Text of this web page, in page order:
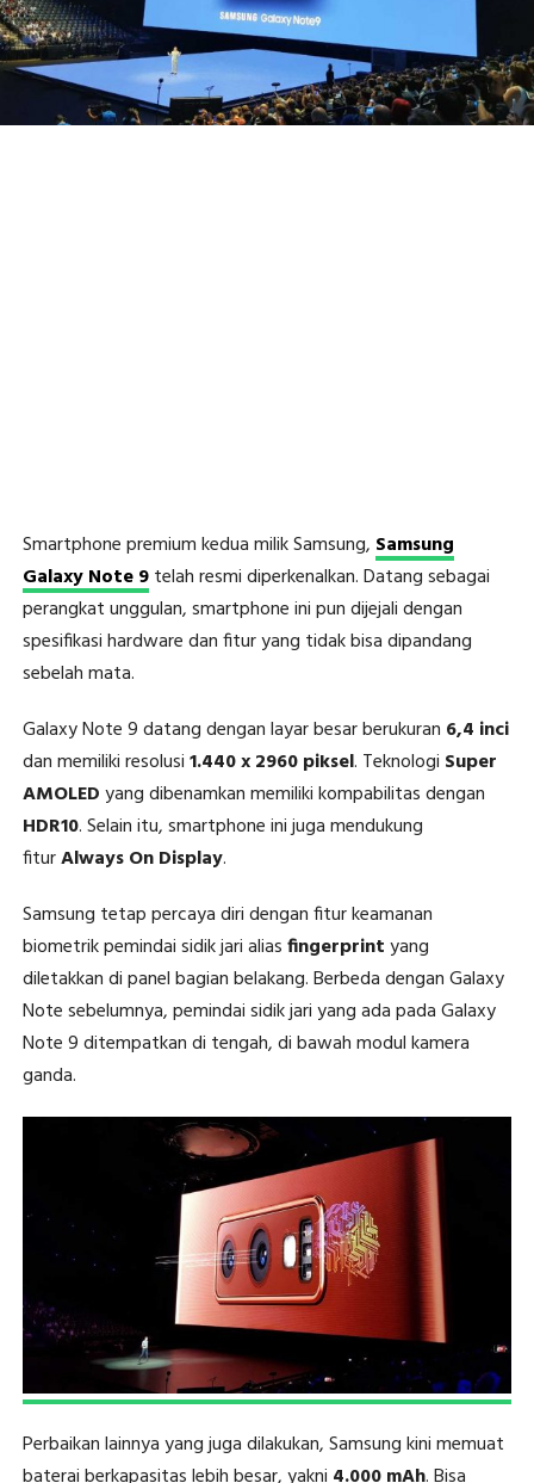
Smartphone premium kedua milik Samsung, Samsung
Galaxy Note 9telah resmi diperkenalkan. Datang sebagai
perangkat unggulan, smartphone ini pun dijejali dengan
spesifikasi hardware dan fitur yang tidak bisa dipandang
sebelah mata.
Galaxy Note 9 datang dengan layar besar berukuran 6,4 inci
dan memiliki resolusi1.440 x 2960 piksel. Teknologi Super
AMOLEDyang dibenamkan memiliki kompabilitas dengan
HDR10. Selain itu, smartphone ini juga mendukung
fiturAlways On Display.
Samsung tetap percaya diri dengan fitur keamanan
biometrik pemindai sidik jari aliasfingerprintyang
diletakkan di panel bagian belakang. Berbeda dengan Galaxy
Note sebelumnya, pemindai sidik jari yang ada pada Galaxy
Note 9 ditempatkan di tengah, di bawah modul kamera
ganda.
Perbaikan lainnya yang juga dilakukan, Samsung kini memuat
baterai berkapasitas lebih besar, yakni 4.000 mAh. Bisa